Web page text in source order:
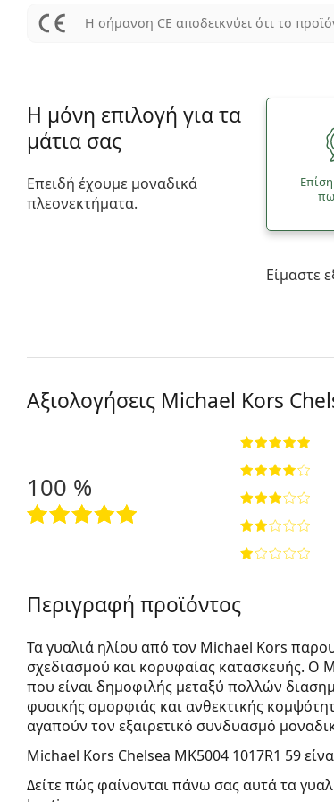
Η σήμανση CE αποδεικνύει ότι το
Η μόνη επιλογή για τα
μάτια σας
Επειδή έχουμε μοναδικά
πλεονεκτήματα.
Είμαστε
Αξιολογήσεις Michael Kors
100 %
Περιγραφή προϊόντος
Τα γυαλιά ηλίου από τον Michael Kors
σχεδιασμού και κορυφαίας κατασκευής. Ο
που είναι δημοφιλής μεταξύ πολλών
φυσικής ομορφιάς και ανθεκτικής
αγαπούν τον εξαιρετικό συνδυασμό
Michael Kors Chelsea MK5004 1017R1 59
Δείτε πώς φαίνονται πάνω σας αυτά τα